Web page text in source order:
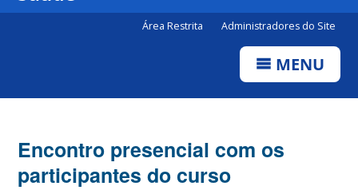
Área Restrita Administradores do Site
MENU
Encontro presencial com os
participantes do curso